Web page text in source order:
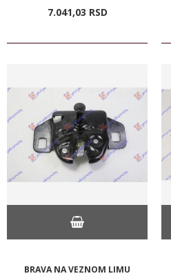
7.041,03 RSD
BRAVA NA VEZNOM LIMU